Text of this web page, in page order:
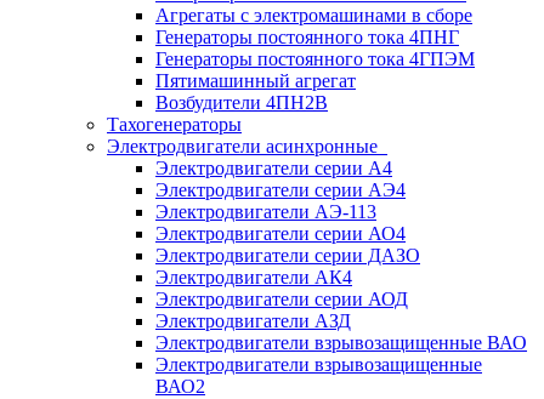
Агрегаты с электромашинами в сборе
Генераторы постоянного тока 4ПНГ
Генераторы постоянного тока 4ГПЭМ
Пятимашинный агрегат
Возбудители 4ПН2В
Тахогенераторы
Электродвигатели асинхронные
Электродвигатели серии А4
Электродвигатели серии АЭ4
Электродвигатели АЭ-113
Электродвигатели серии АО4
Электродвигатели серии ДАЗО
Электродвигатели АК4
Электродвигатели серии АОД
Электродвигатели АЗД
Электродвигатели взрывозащищенные ВАО
Электродвигатели взрывозащищенные
ВАО2